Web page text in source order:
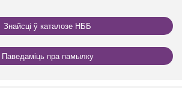
Знайсці ў каталозе НББ
Паведаміць пра памылку